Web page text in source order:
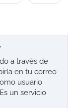
a través de
en tu correo
usuario
un servicio